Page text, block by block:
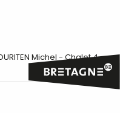
Michel - Chalet 4